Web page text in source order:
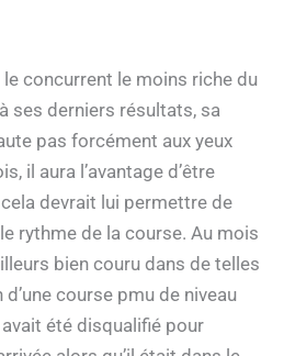
le concurrent le moins riche du
ses derniers résultats, sa
pas forcément aux yeux
il aura l’avantage d’être
devrait lui permettre de
rythme de la course. Au mois
bien couru dans de telles
course pmu de niveau
été disqualifié pour